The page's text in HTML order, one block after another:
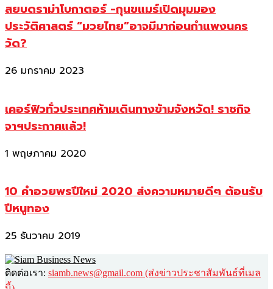
สยบดราม่าโบกาตอร์ -กุนขแมร์เปิดมุมมอง
ประวัติศาสตร์ “มวยไทย”อาจมีมาก่อนกำแพงนคร
วัด?
26 มกราคม 2023
เคอร์ฟิวทั่วประเทศห้ามเดินทางข้ามจังหวัด! ราชกิจ
จาฯประกาศแล้ว!
1 พฤษภาคม 2020
10 คำอวยพรปีใหม่ 2020 ส่งความหมายดีๆ ต้อนรับ
ปีหนูทอง
25 ธันวาคม 2019
ติดต่อเรา: siamb.news@gmail.com (ส่งข่าวประชาสัมพันธ์ที่เมล